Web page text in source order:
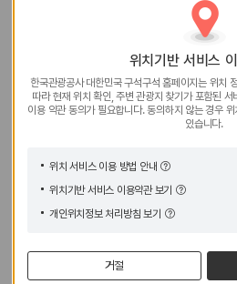
위치기반 서비스
한국관광공사 대한민국 구석구석 홈페이지는 위치
따라 현재 위치 확인, 주변관광지 찾기가 포함된
이용 약관 동의가 필요합니다. 동의하지 않는 경우 위
있습니다.
위치 서비스 이용 방법 안내
위치기반 서비스 이용약관 보기
개인위치정보 처리방침 보기
거절